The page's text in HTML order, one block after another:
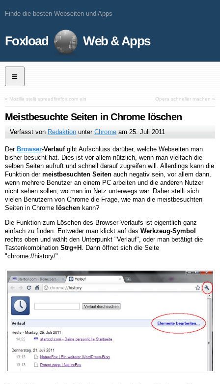
Finde die besten Webseiten und Apps
Foxload Web & Apps
« Mozilla stellt spreadfirefox.com ein Opera schneller machen »
Meistbesuchte Seiten in Chrome löschen
Verfasst von Redaktion unterChrome am25. Juli 2011
Der Browser-Verlaufgibt Aufschluss darüber, welche Webseiten man
bisher besucht hat. Dies ist vor allem nützlich, wenn man vielfach die
selben Seiten aufruft und schnell darauf zugreifen will. Allerdings kann die
Funktion der meistbesuchten Seiten auch negativ sein, vor allem dann,
wenn mehrere Benutzer an einem PC arbeiten und die anderen Nutzer
nicht sehen sollen, wo man im Netz unterwegs war. Daher stellt sich
vielen Benutzern von Chrome die Frage, wie man die meistbesuchten
Seiten in Chrome löschen kann?
Die Funktion zum Löschen des Browser-Verlaufs ist eigentlich ganz
einfach zu finden. Entweder man klickt auf das Werkzeug-Symbol
rechts oben und wählt den Unterpunkt "Verlauf", oder man betätigt die
Tastenkombination Strg+H
. Dann öffnet sich die Seite
"chrome://history/".